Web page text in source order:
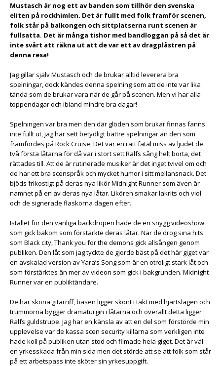
Mustasch är nog ett av banden som tillhör den svenska
eliten på rockhimlen. Det är fullt med folk framför scenen,
folk står på balkongen och sittplatserna runt scenen är
fullsatta. Det är många tishor med bandloggan på så det är
inte svårt att räkna ut att de var ett av dragplåstren på
denna resa!
Jag gillar själv Mustasch och de brukar alltid leverera bra
spelningar, dock kändes denna spelning som att de inte var lika
tända som de brukar vara när de går på scenen. Men vi har alla
toppendagar och ibland mindre bra dagar!
Spelningen var bra men den där glöden som brukar finnas fanns
inte fullt ut, jag har sett betydligt bättre spelningar än den som
framfördes på Rock Cruise. Det var en rätt fatal miss av ljudet de
två första låtarna för då var i stort sett Ralfs sång helt borta, det
rättades till. Att de är rutinerade musiker är det inget tvivel om och
de har ett bra scenspråk och mycket humor i sitt mellansnack. Det
bjöds frikostigt på deras nya likör Midnight Runner som även är
namnet på en av deras nya låtar. Likören smakar lakrits och viol
och de signerade flaskorna dagen efter.
Istället för den vanliga backdropen hade de en snygg videoshow
som gick bakom som förstärkte deras låtar. När de drog sina hits
som Black city, Thank you for the demons gick allsången genom
publiken. Den låt som jag tyckte de gjorde bäst på det här giget var
en avskalad version av Yara’s Song som är en otroligt stark låt och
som förstärktes än mer av videon som gick i bakgrunden. Midnight
Runner var en publiktändare.
De har sköna gitarriff, basen ligger skönt i takt med hjärtslagen och
trummorna bygger dramaturgin i låtarna och överallt detta ligger
Ralfs guldstrupe. Jag har en känsla av att en del som förstörde min
upplevelse var de kassa scen security killarna som verkligen inte
hade koll på publiken utan stod och filmade hela giget. Det är väl
en yrkesskada från min sida men det störde att se att folk som står
på ett arbetspass inte sköter sin yrkesuppgift.